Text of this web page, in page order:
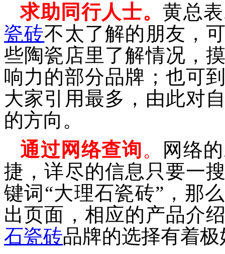
求助同行人士。黄总
瓷砖不太了解的朋友，
些陶瓷 店里了解情况，
响力的部分品牌；也可
大家引用最多，由此对
的方向。
通过网络查询。
网络
捷，详尽的信息只要一
键词“大理石瓷砖”，那么
出页面，相应的产品介
石瓷砖品牌的选择有着